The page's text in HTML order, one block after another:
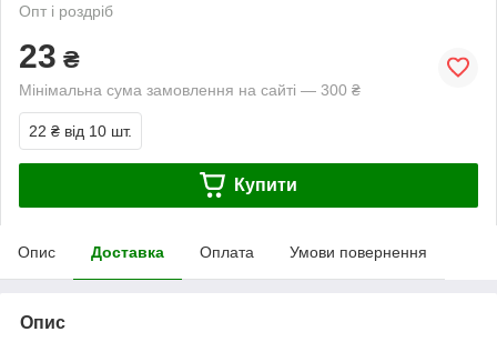
Опт і роздріб
23 ₴
Мінімальна сума замовлення на сайті — 300 ₴
22 ₴ від 10 шт.
Купити
Опис Доставка Оплата Умови повернення
Опис